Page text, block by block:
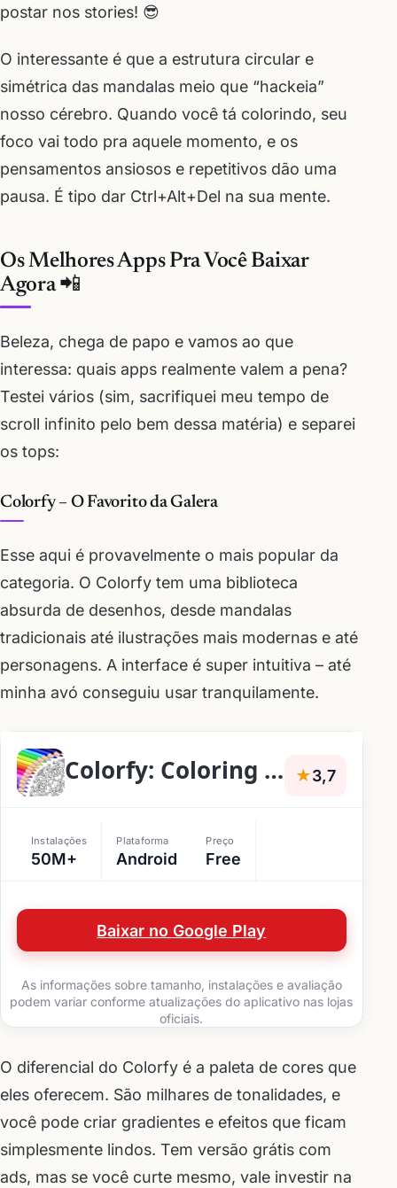
postar nos stories! 😎
O interessante é que a estrutura circular e
simétrica das mandalas meio que “hackeia”
nosso cérebro. Quando você tá colorindo, seu
foco vai todo pra aquele momento, e os
pensamentos ansiosos e repetitivos dão uma
pausa. É tipo dar Ctrl+Alt+Del na sua mente.
Os Melhores Apps Pra Você Baixar
Agora 📲
Beleza, chega de papo e vamos ao que
interessa: quais apps realmente valem a pena?
Testei vários (sim, sacrifiquei meu tempo de
scroll infinito pelo bem dessa matéria) e separei
os tops:
Colorfy – O Favorito da Galera
Esse aqui é provavelmente o mais popular da
categoria. O Colorfy tem uma biblioteca
absurda de desenhos, desde mandalas
tradicionais até ilustrações mais modernas e até
personagens. A interface é super intuitiva – até
minha avó conseguiu usar tranquilamente.
Colorfy: Coloring Book Games ★3,7
Instalações
50M+
Plataforma
Android
Preço
Free
Baixar no Google Play
As informações sobre tamanho, instalações e avaliação
podem variar conforme atualizações do aplicativo nas lojas
oficiais.
O diferencial do Colorfy é a paleta de cores que
eles oferecem. São milhares de tonalidades, e
você pode criar gradientes e efeitos que ficam
simplesmente lindos. Tem versão grátis com
ads, mas se você curte mesmo, vale investir na